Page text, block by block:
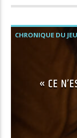
CHRONIQUE DU
« CE